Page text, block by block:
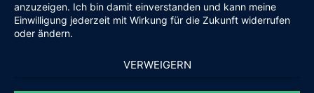
anzuzeigen. Ich bin damit einverstanden und kann meine
Einwilligung jederzeit mit Wirkung für die Zukunft widerrufen
oder ändern.
VERWEIGERN